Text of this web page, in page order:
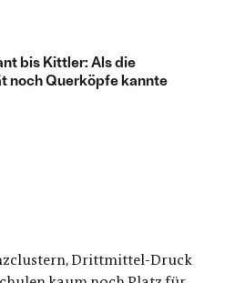
bis Kittler: Als die
noch Querköpfe kannte
Drittmittel-Druck